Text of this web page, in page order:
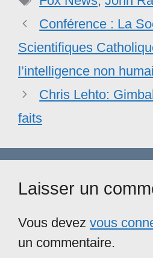
Conférence : La
Scientifiques
l’intelligence non
Chris Lehto:
faits
Laisser un
Vous devez vous
un commentaire.